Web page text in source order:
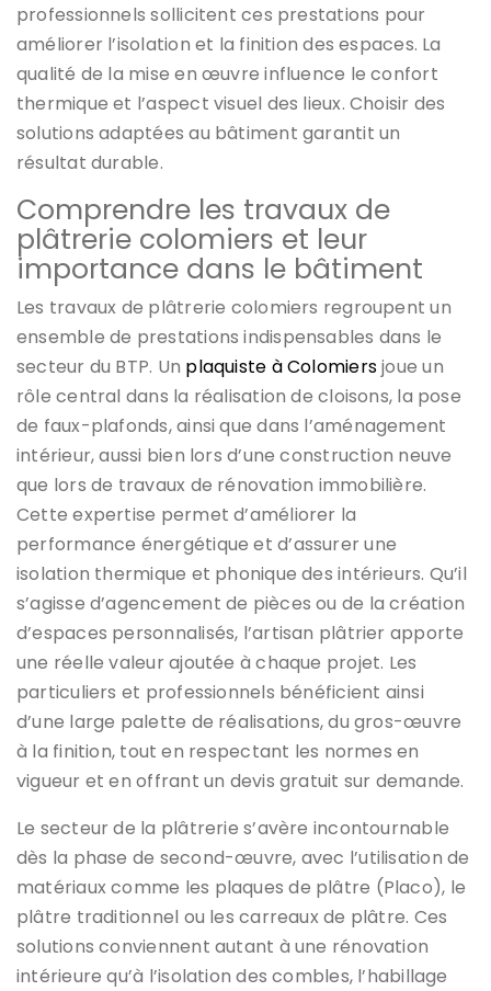
professionnels sollicitent ces prestations pour
améliorer l’isolation et la finition des espaces. La
qualité de la mise en œuvre influence le confort
thermique et l’aspect visuel des lieux. Choisir des
solutions adaptées au bâtiment garantit un
résultat durable.
Comprendre les travaux de
plâtrerie colomiers et leur
importance dans le bâtiment
Les travaux de plâtrerie colomiers regroupent un
ensemble de prestations indispensables dans le
secteur du BTP. Un plaquiste à Colomiersjoue un
rôle central dans la réalisation de cloisons, la pose
de faux-plafonds, ainsi que dans l’aménagement
intérieur, aussi bien lors d’une construction neuve
que lors de travaux de rénovation immobilière.
Cette expertise permet d’améliorer la
performance énergétique et d’assurer une
isolation thermique et phonique des intérieurs. Qu’il
s’agisse d’agencement de pièces ou de la création
d’espaces personnalisés, l’artisan plâtrier apporte
une réelle valeur ajoutée à chaque projet. Les
particuliers et professionnels bénéficient ainsi
d’une large palette de réalisations, du gros-œuvre
à la finition, tout en respectant les normes en
vigueur et en offrant un devis gratuit sur demande.
Le secteur de la plâtrerie s’avère incontournable
dès la phase de second-œuvre, avec l’utilisation de
matériaux comme les plaques de plâtre (Placo), le
plâtre traditionnel ou les carreaux de plâtre. Ces
solutions conviennent autant à une rénovation
intérieure qu’à l’isolation des combles, l’habillage